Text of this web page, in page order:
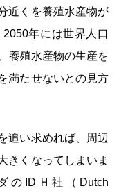
近くを養殖水産物が
年には世界人口
養殖水産物の生産を
満たせないとの見方
追い求めれば、周辺
きくなってしまいま
のIDＨ社（Dutch